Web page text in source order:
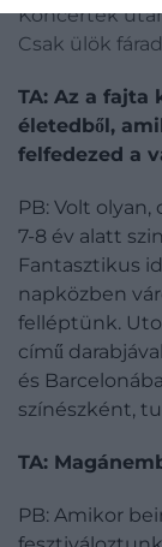
Koncertek
Csak ülök
TA: Az a fajta
életedből,
felfedezed a
PB: Volt
7-8 év alatt
Fantasztikus
napközben
felléptünk.
című
és
színészként,
TA:
PB: Amikor